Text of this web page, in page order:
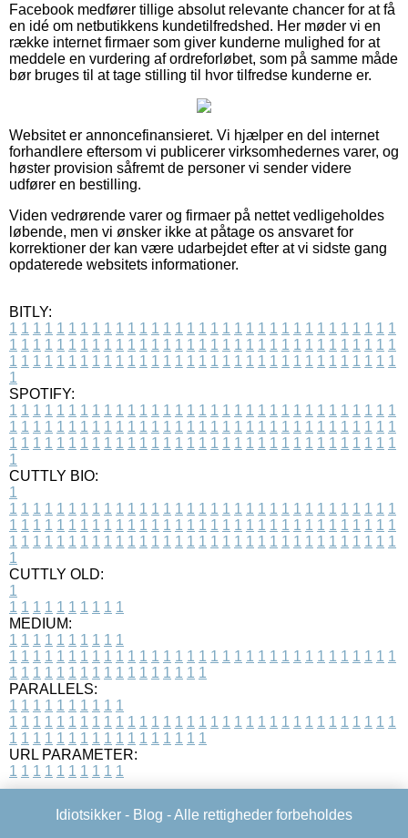
Facebook medfører tillige absolut relevante chancer for at få
en idé om netbutikkens kundetilfredshed. Her møder vi en
række internet firmaer som giver kunderne mulighed for at
meddele en vurdering af ordreforløbet, som på samme måde
bør bruges til at tage stilling til hvor tilfredse kunderne er.
Websitet er annoncefinansieret. Vi hjælper en del internet
forhandlere eftersom vi publicerer virksomhedernes varer, og
høster provision såfremt de personer vi sender videre
udfører en bestilling.
Viden vedrørende varer og firmaer på nettet vedligeholdes
løbende, men vi ønsker ikke at påtage os ansvaret for
korrektioner der kan være udarbejdet efter at vi sidste gang
opdaterede websitets informationer.
BITLY:
1 1 1 1 1 1 1 1 1 1 1 1 1 1 1 1 1 1 1 1 1 1 1 1 1 1 1 1 1 1 1 1 1
1 1 1 1 1 1 1 1 1 1 1 1 1 1 1 1 1 1 1 1 1 1 1 1 1 1 1 1 1 1 1 1 1
1 1 1 1 1 1 1 1 1 1 1 1 1 1 1 1 1 1 1 1 1 1 1 1 1 1 1 1 1 1 1 1 1
1
SPOTIFY:
1 1 1 1 1 1 1 1 1 1 1 1 1 1 1 1 1 1 1 1 1 1 1 1 1 1 1 1 1 1 1 1 1
1 1 1 1 1 1 1 1 1 1 1 1 1 1 1 1 1 1 1 1 1 1 1 1 1 1 1 1 1 1 1 1 1
1 1 1 1 1 1 1 1 1 1 1 1 1 1 1 1 1 1 1 1 1 1 1 1 1 1 1 1 1 1 1 1 1
1
CUTTLY BIO:
1
1 1 1 1 1 1 1 1 1 1 1 1 1 1 1 1 1 1 1 1 1 1 1 1 1 1 1 1 1 1 1 1 1
1 1 1 1 1 1 1 1 1 1 1 1 1 1 1 1 1 1 1 1 1 1 1 1 1 1 1 1 1 1 1 1 1
1 1 1 1 1 1 1 1 1 1 1 1 1 1 1 1 1 1 1 1 1 1 1 1 1 1 1 1 1 1 1 1 1
1
CUTTLY OLD:
1
1 1 1 1 1 1 1 1 1 1
MEDIUM:
1 1 1 1 1 1 1 1 1 1
1 1 1 1 1 1 1 1 1 1 1 1 1 1 1 1 1 1 1 1 1 1 1 1 1 1 1 1 1 1 1 1 1
1 1 1 1 1 1 1 1 1 1 1 1 1 1 1 1 1
PARALLELS:
1 1 1 1 1 1 1 1 1 1
1 1 1 1 1 1 1 1 1 1 1 1 1 1 1 1 1 1 1 1 1 1 1 1 1 1 1 1 1 1 1 1 1
1 1 1 1 1 1 1 1 1 1 1 1 1 1 1 1 1
URL PARAMETER:
1 1 1 1 1 1 1 1 1 1
Idiotsikker - Blog - Alle rettigheder forbeholdes